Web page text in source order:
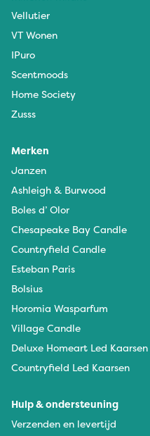
Vellutier
VT Wonen
IPuro
Scentmoods
Home Society
Zusss
Merken
Janzen
Ashleigh & Burwood
Boles d’ Olor
Chesapeake Bay Candle
Countryfield Candle
Esteban Paris
Bolsius
Horomia Wasparfum
Village Candle
Deluxe Homeart Led Kaarsen
Countryfield Led Kaarsen
Hulp & ondersteuning
Verzenden en levertijd